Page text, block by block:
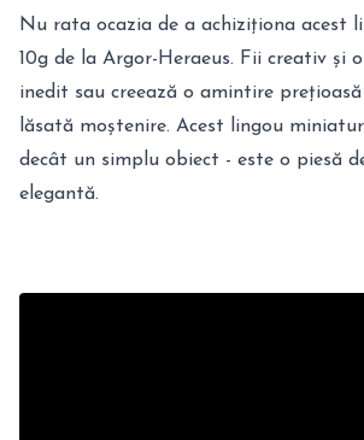
Nu rata ocazia de a achiziționa acest
10g de la Argor-Heraeus. Fii creativ și
inedit sau creează o amintire
lăsată moștenire. Acest lingou
decât un simplu obiect - este o piesă
elegantă.